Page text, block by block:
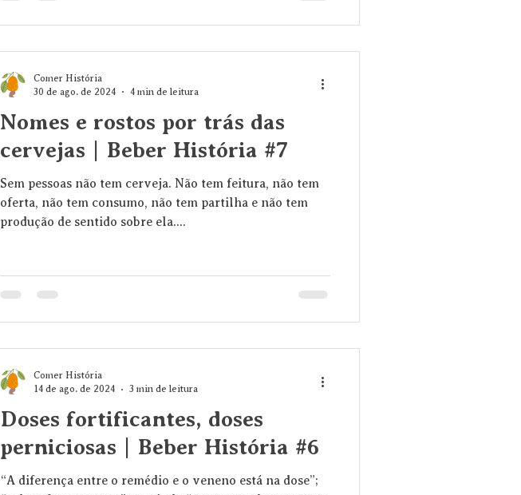
Nomes e rostos por trás das
cervejas | Beber História #7
Sem pessoas não tem cerveja. Não tem feitura, não tem
oferta, não tem consumo, não tem partilha e não tem
produção de sentido sobre ela....
Comer História
30 de ago. de 2024
4 min de leitura
Doses fortificantes, doses
perniciosas | Beber História #6
“A diferença entre o remédio e o veneno está na dose”;
Comer História
14 de ago. de 2024
3 min de leitura